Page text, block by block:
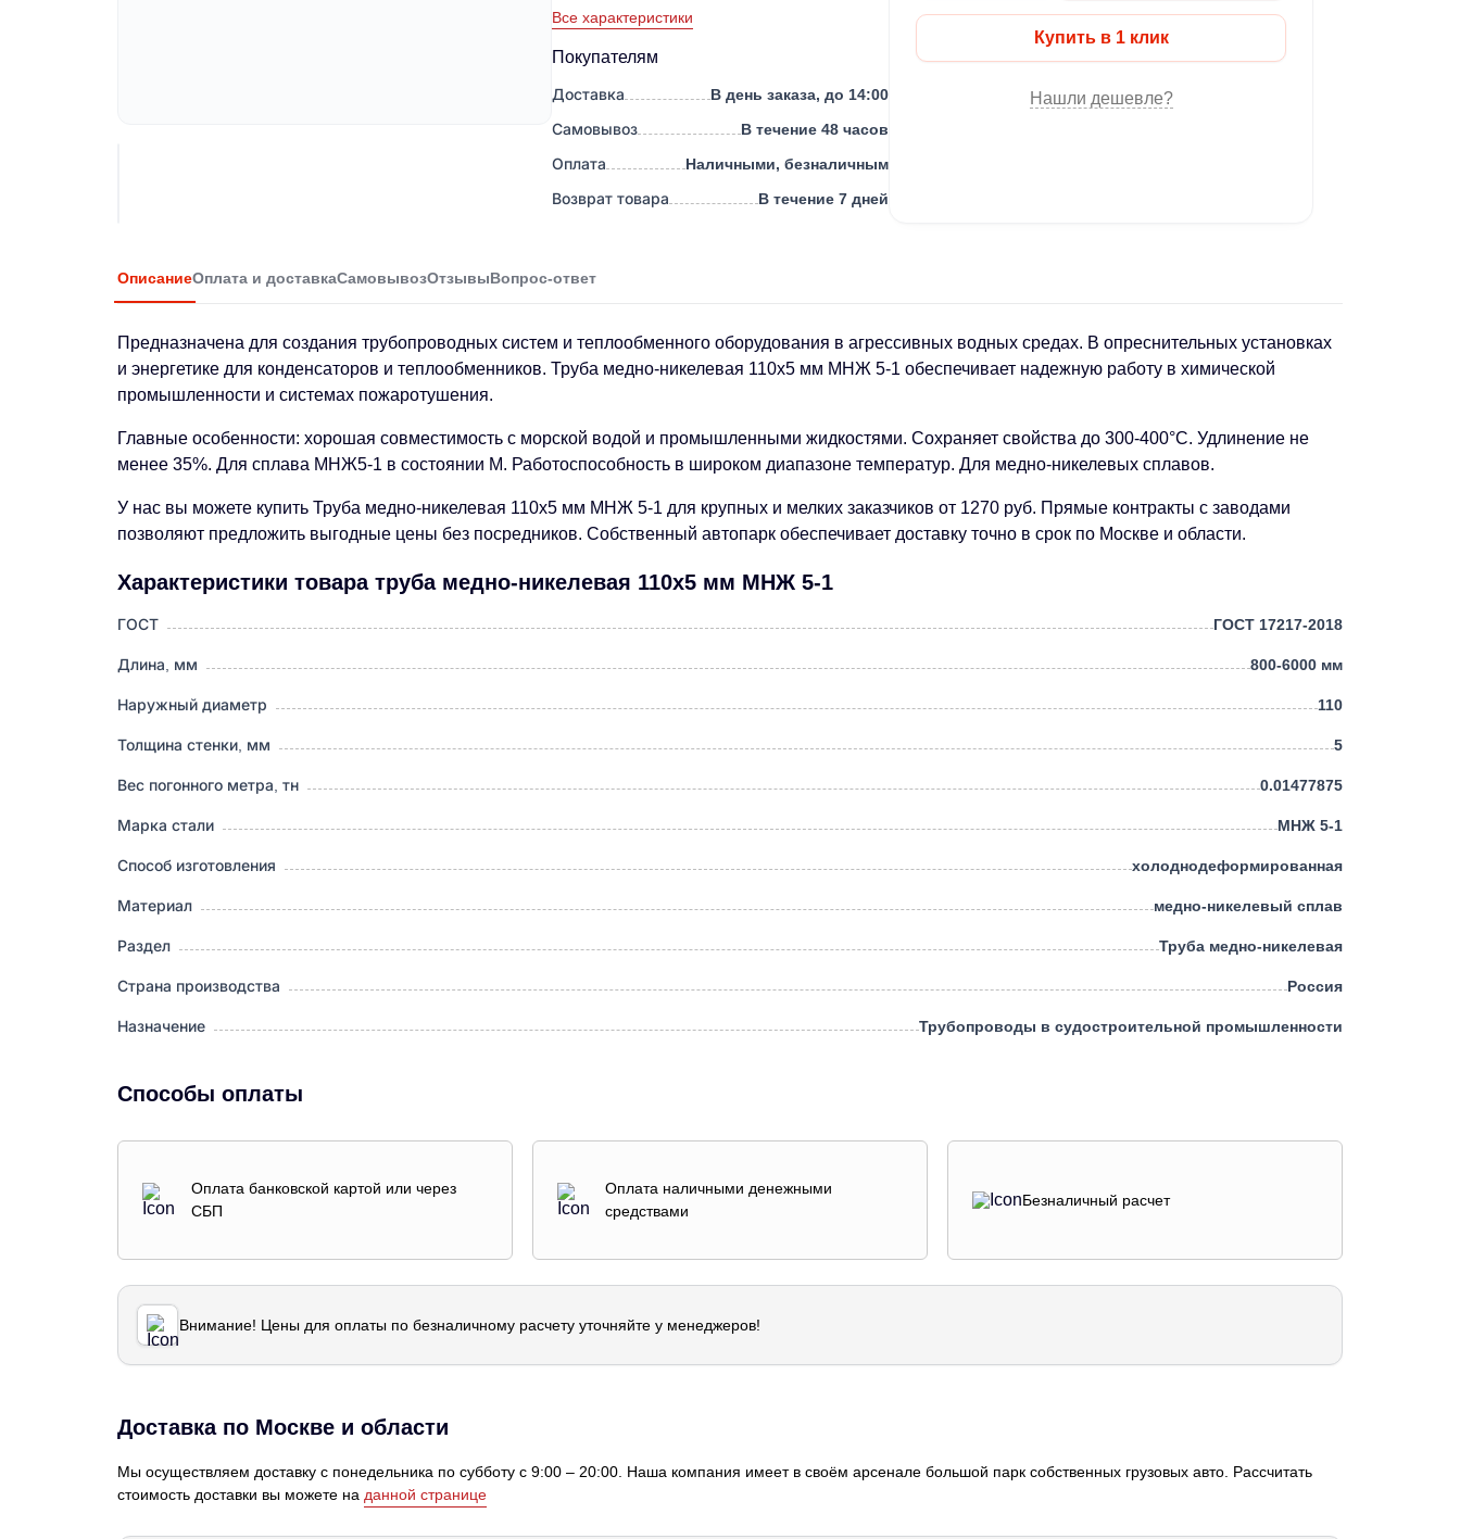
Все характеристики
Покупателям
Доставка
В день заказа, до 14:00
Самовывоз
В течение 48 часов
Оплата
Наличными, безналичным
Возврат товара
В течение 7 дней
Купить в 1 клик
Нашли дешевле?
ОписаниеОплата и доставкаСамовывозОтзывыВопрос-ответ
Предназначена для создания трубопроводных систем и теплообменного оборудования в агрессивных водных средах. В опреснительных установках
и энергетике для конденсаторов и теплообменников. Труба медно-никелевая 110х5 мм МНЖ 5-1 обеспечивает надежную работу в химической
промышленности и системах пожаротушения.
Главные особенности: хорошая совместимость с морской водой и промышленными жидкостями. Сохраняет свойства до 300-400°C. Удлинение не
менее 35%. Для сплава МНЖ5-1 в состоянии М. Работоспособность в широком диапазоне температур. Для медно-никелевых сплавов.
У нас вы можете купить Труба медно-никелевая 110х5 мм МНЖ 5-1 для крупных и мелких заказчиков от 1270 руб. Прямые контракты с заводами
позволяют предложить выгодные цены без посредников. Собственный автопарк обеспечивает доставку точно в срок по Москве и области.
Характеристики товара труба медно-никелевая 110х5 мм МНЖ 5-1
ГОСТ ГОСТ 17217-2018
Длина, мм 800-6000 мм
Наружный диаметр 110
Толщина стенки, мм 5
Вес погонного метра, тн 0.01477875
Марка стали МНЖ 5-1
Способ изготовления холоднодеформированная
Материал медно-никелевый сплав
Раздел Труба медно-никелевая
Страна производства Россия
Назначение Трубопроводы в судостроительной промышленности
Способы оплаты
Оплата банковской картой или через
СБП
Оплата наличными денежными
средствами
Безналичный расчет
Внимание! Цены для оплаты по безналичному расчету уточняйте у менеджеров!
Доставка по Москве и области
Мы осуществляем доставку с понедельника по субботу с 9:00 – 20:00. Наша компания имеет в своём арсенале большой парк собственных грузовых авто. Рассчитать
стоимость доставки вы можете на данной странице